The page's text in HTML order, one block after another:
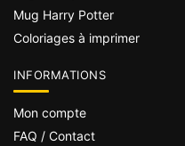
Mug Harry Potter
Coloriages à imprimer
INFORMATIONS
Mon compte
FAQ / Contact